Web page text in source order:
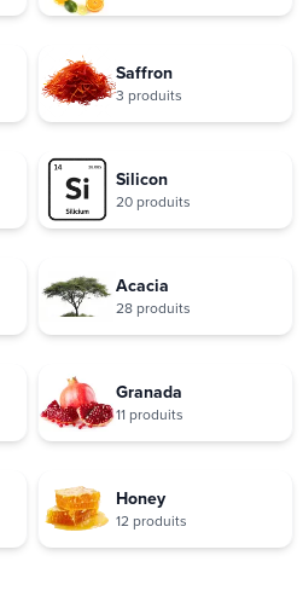
Saffron
3 produits
Silicon
20 produits
Acacia
28 produits
Granada
11 produits
Honey
12 produits